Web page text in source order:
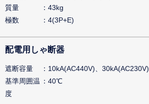
質量
43kg
極数
4(3P+E)
配電用しゃ断器
遮断容量
10kA(AC440V)、30kA(AC230V)
基準周囲温
度
40℃